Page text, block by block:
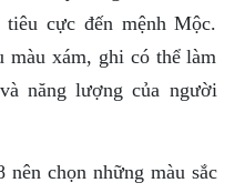
cực đến mệnh Mộc.
màu xám, ghi có thể làm
năng lượng của người
chọn những màu sắc